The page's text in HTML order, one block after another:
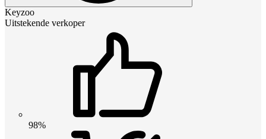
Keyzoo
Uitstekende verkoper
98%